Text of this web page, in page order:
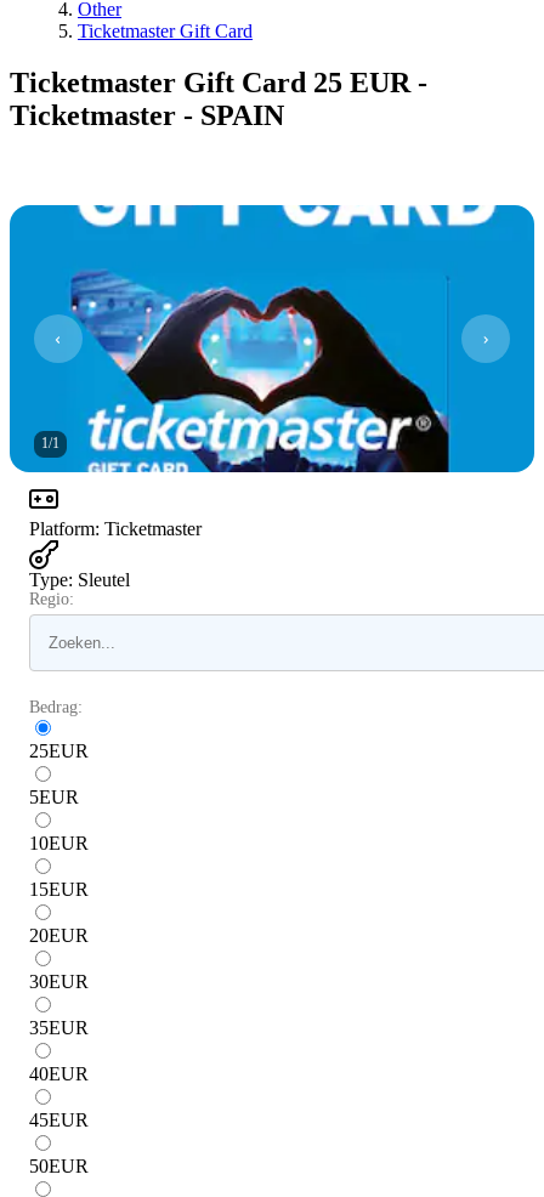
Other
Ticketmaster Gift Card
Ticketmaster Gift Card 25 EUR -
Ticketmaster - SPAIN
1/1
Platform: Ticketmaster
Type: Sleutel
Regio:
Bedrag:
25EUR
5EUR
10EUR
15EUR
20EUR
30EUR
35EUR
40EUR
45EUR
50EUR